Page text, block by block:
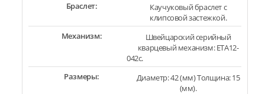
Браслет:
Каучуковый браслет с
клипсовой застежкой.
Механизм:
Швейцарский серийный
кварцевый механизм: ETA12-
042c.
Размеры:
Диаметр: 42 (мм) Толщина: 15
(мм).